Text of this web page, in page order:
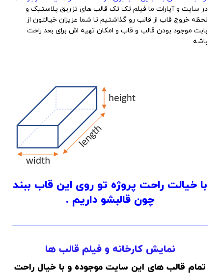
در سایت و آپارات ما فیلم تک تک قالب های تزریق پلاستیک و
لحظه خروج قاب از قالب رو گذاشتیم تا شما عزیزان خیالتون از
بابت موجود بودن قالب و قاب و امکان تهیه اش برای بعد راحت
باشه .
با خیالت راحت پروژه تو روی این قاب ببند
چون قالبشو داریم .
نمایش کارخانه و فیلم قالب ها
تمام قالب های این سایت موجوده و با خیال راحت